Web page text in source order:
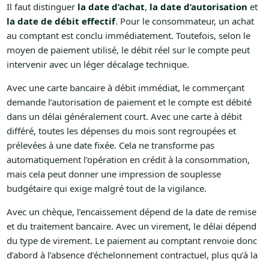
Il faut distinguer la date d’achat, la date d’autorisation et
la date de débit effectif. Pour le consommateur, un achat
au comptant est conclu immédiatement. Toutefois, selon le
moyen de paiement utilisé, le débit réel sur le compte peut
intervenir avec un léger décalage technique.
Avec une carte bancaire à débit immédiat, le commerçant
demande l’autorisation de paiement et le compte est débité
dans un délai généralement court. Avec une carte à débit
différé, toutes les dépenses du mois sont regroupées et
prélevées à une date fixée. Cela ne transforme pas
automatiquement l’opération en crédit à la consommation,
mais cela peut donner une impression de souplesse
budgétaire qui exige malgré tout de la vigilance.
Avec un chèque, l’encaissement dépend de la date de remise
et du traitement bancaire. Avec un virement, le délai dépend
du type de virement. Le paiement au comptant renvoie donc
d’abord à l’absence d’échelonnement contractuel, plus qu’à la